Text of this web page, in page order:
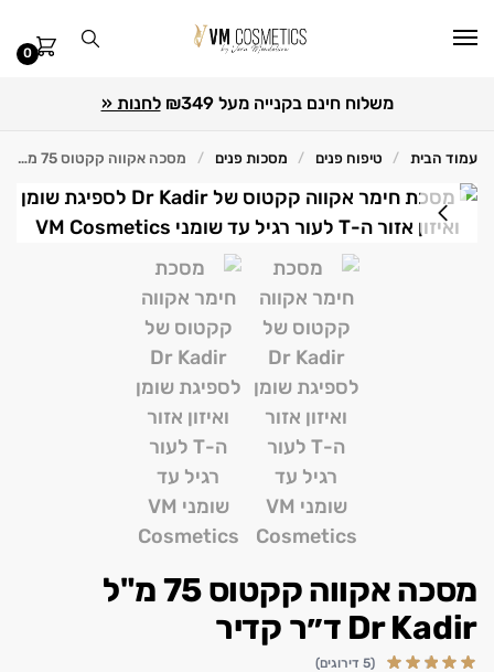
0
משלוח חינם בקנייה מעל ₪349 לחנות «
עמוד הבית / טיפוח פנים / מסכות פנים / מסכה אקווה קקטוס 75 מ"ל Dr Kadir ד״ר קדיר
מסכה אקווה קקטוס 75 מ"ל
Dr Kadir ד״ר קדיר
(5 דירוגים)